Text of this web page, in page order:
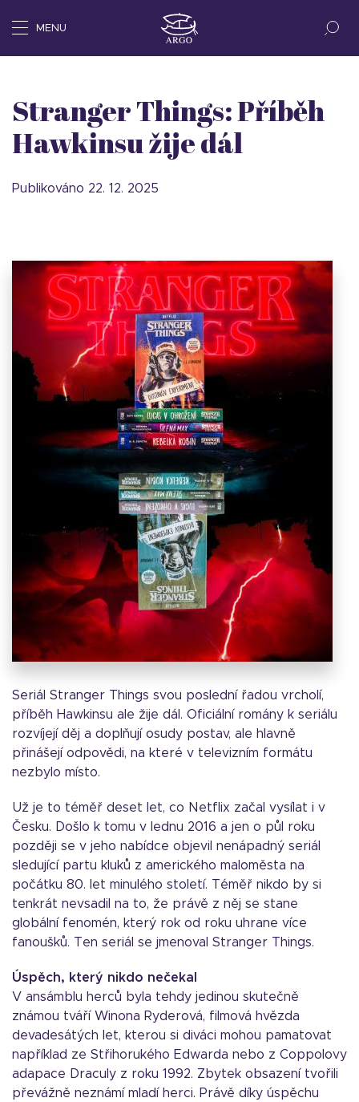
MENU
Stranger Things: Příběh
Hawkinsu žije dál
Publikováno 22. 12. 2025
Seriál Stranger Things svou poslední řadou vrcholí,
příběh Hawkinsu ale žije dál. Oficiální romány k seriálu
rozvíjejí děj a doplňují osudy postav, ale hlavně
přinášejí odpovědi, na které v televizním formátu
nezbylo místo.
Už je to téměř deset let, co Netflix začal vysílat i v
Česku. Došlo k tomu v lednu 2016 a jen o půl roku
později se v jeho nabídce objevil nenápadný seriál
sledující partu kluků z amerického maloměsta na
počátku 80. let minulého století. Téměř nikdo by si
tenkrát nevsadil na to, že právě z něj se stane
globální fenomén, který rok od roku uhrane více
fanoušků. Ten seriál se jmenoval Stranger Things.
Úspěch, který nikdo nečekal
V ansámblu herců byla tehdy jedinou skutečně
známou tváří Winona Ryderová, filmová hvězda
devadesátých let, kterou si diváci mohou pamatovat
například ze Střihorukého Edwarda nebo z Coppolovy
adapace Draculy z roku 1992. Zbytek obsazení tvořili
převážně neznámí mladí herci. Právě díky úspěchu